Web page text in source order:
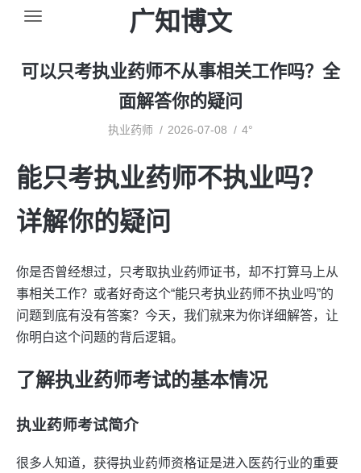
广知博文
可以只考执业药师不从事相关工作吗？全
面解答你的疑问
执业药师 2026-07-08 4°
能只考执业药师不执业吗？
详解你的疑问
你是否曾经想过，只考取执业药师证书，却不打算马上从
事相关工作？或者好奇这个“能只考执业药师不执业吗”的
问题到底有没有答案？今天，我们就来为你详细解答，让
你明白这个问题的背后逻辑。
了解执业药师考试的基本情况
执业药师考试简介
很多人知道，获得执业药师资格证是进入医药行业的重要